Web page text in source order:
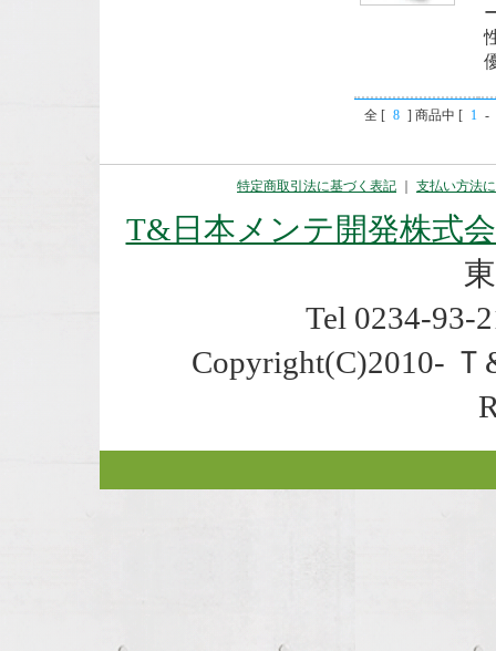
全 [ 8 ] 商品中 [ 1 -
特定商取引法に基づく表記 支払い方法
T&日本メンテ開発株式
Tel 0234-93-
Copyright(C)2010- Ｔ